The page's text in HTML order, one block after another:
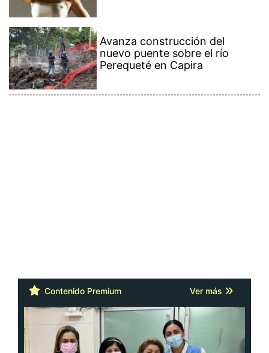
Avanza construcción del
nuevo puente sobre el río
Perequeté en Capira
Contenido Premium Ver más